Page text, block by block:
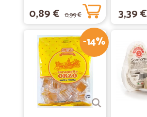
0,89 € 0,99 € 3,39 €
-14%